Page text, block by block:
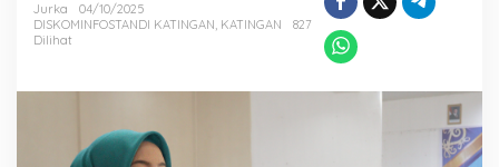
Jurka
04/10/2025
DISKOMINFOSTANDI KATINGAN, KATINGAN
827
Dilihat